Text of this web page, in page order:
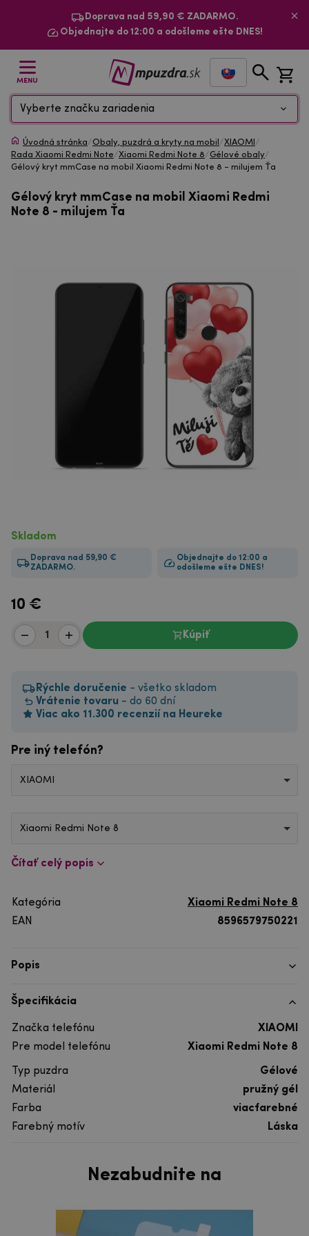
Doprava nad 59,90 € ZADARMO.
Objednajte do 12:00 a odošleme ešte DNES!
MENU
Vyberte značku zariadenia
Úvodná stránka/Obaly, puzdrá a kryty na mobil /XIAOMI /
Rada Xiaomi Redmi Note/Xiaomi Redmi Note 8/Gélové obaly/
Gélový kryt mmCase na mobil Xiaomi Redmi Note 8 - milujem Ťa
Gélový kryt mmCase na mobil Xiaomi Redmi
Note 8 - milujem Ťa
Skladom
Doprava nad 59,90 €
ZADARMO.
Objednajte do 12:00 a
odošleme ešte DNES!
10 €
Kúpiť
Rýchle doručenie - všetko skladom
Vrátenie tovaru - do 60 dní
Viac ako 11.300 recenzií na Heureke
Pre iný telefón?
XIAOMI
Xiaomi Redmi Note 8
Čítať celý popis
Kategória
Xiaomi Redmi Note 8
EAN
8596579750221
Popis
Špecifikácia
Značka telefónu
XIAOMI
Pre model telefónu
Xiaomi Redmi Note 8
Typ puzdra
Gélové
Materiál
pružný gél
Farba
viacfarebné
Farebný motív
Láska
Nezabudnite na